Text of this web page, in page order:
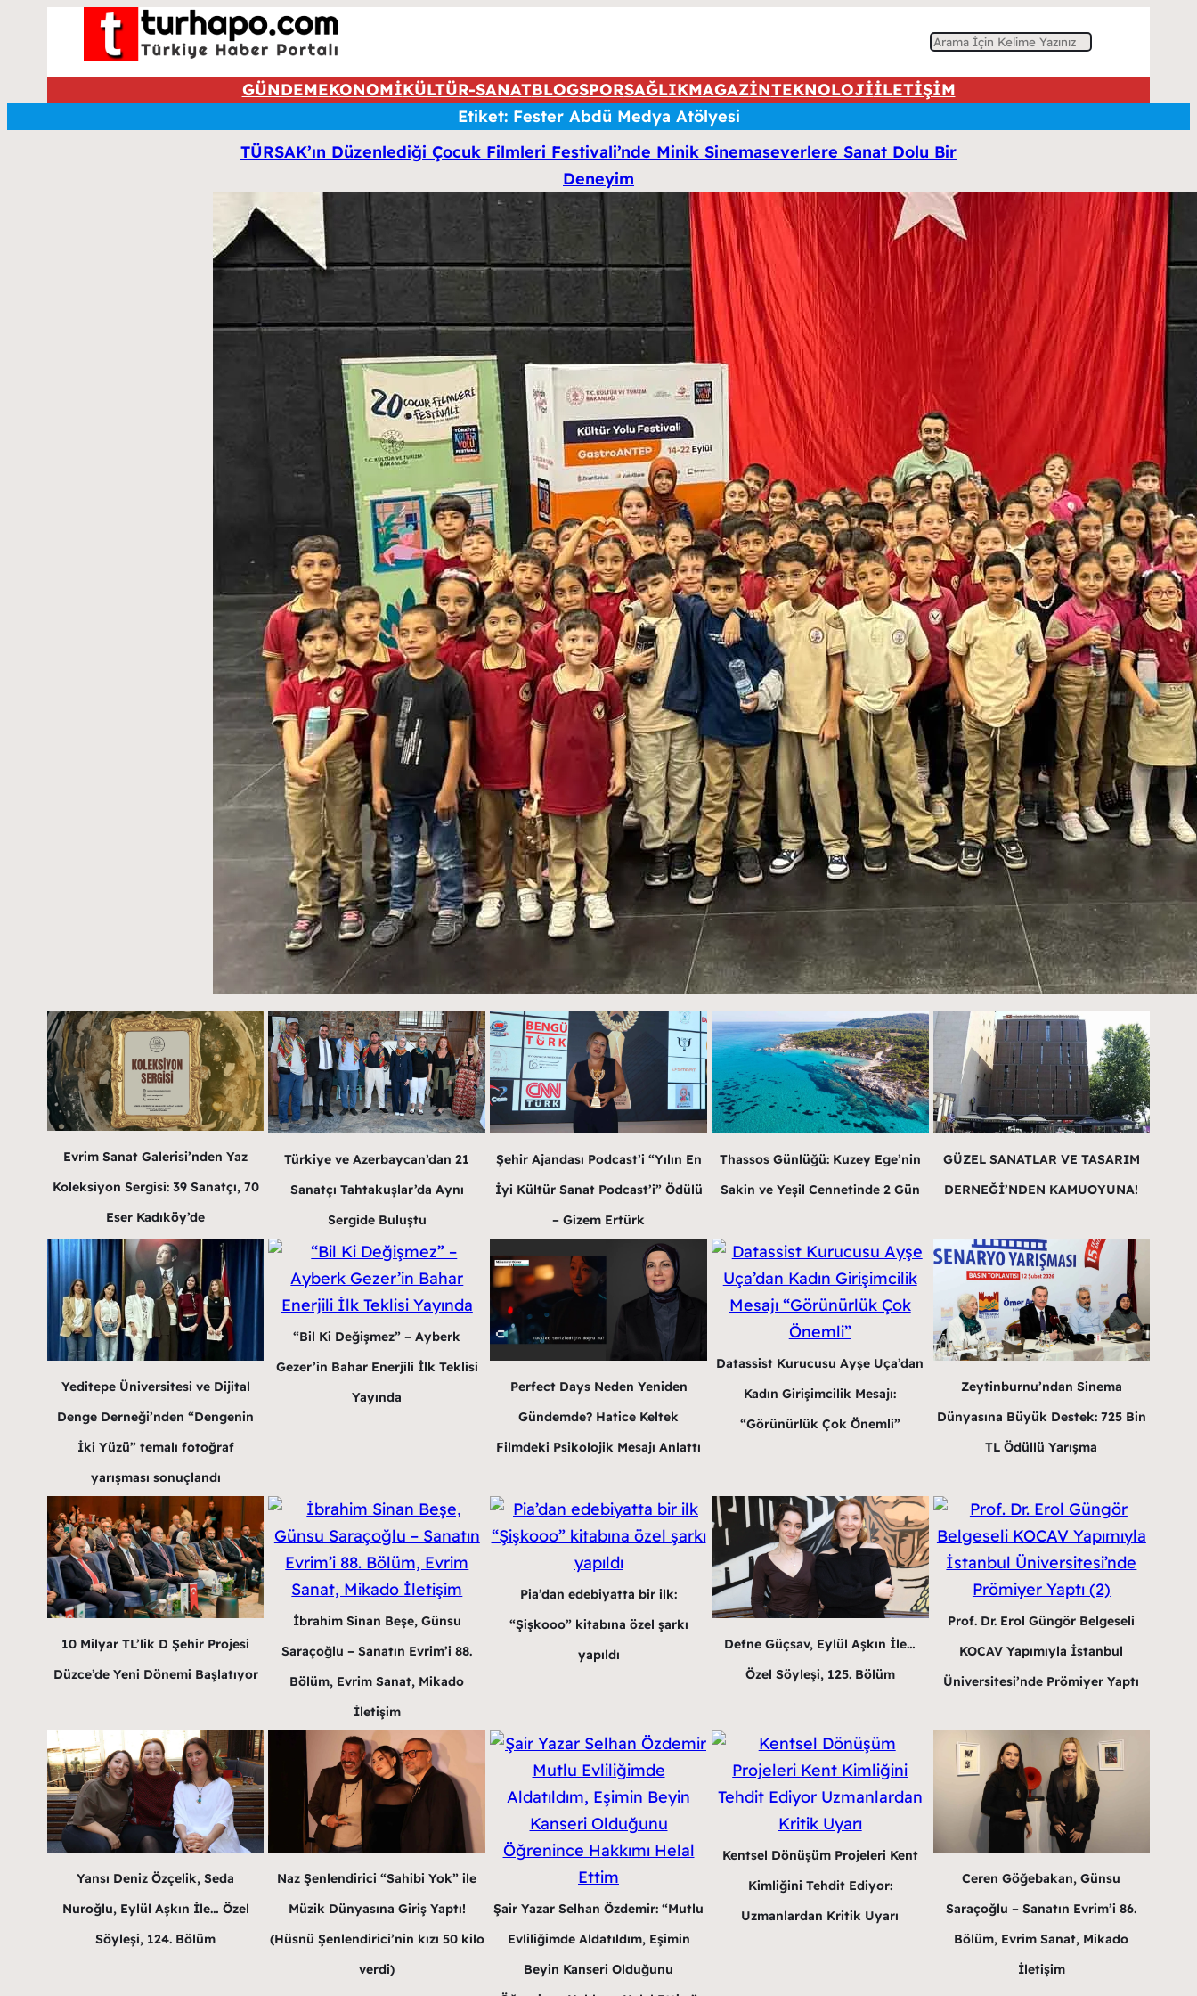
A
a
GÜNDEMEKONOMİKÜLTÜR-SANATBLOGSPORSAĞLIKMAGAZİNTEKNOLOJİİLETİŞİM
Etiket: Fester Abdü Medya Atölyesi
TÜRSAK’ın Düzenlediği Çocuk Filmleri Festivali’nde Minik Sinemaseverlere Sanat Dolu Bir
Deneyim
Evrim Sanat Galerisi’nden Yaz
Koleksiyon Sergisi: 39 Sanatçı, 70
Eser Kadıköy’de
Türkiye ve Azerbaycan’dan 21
Sanatçı Tahtakuşlar’da Aynı
Sergide Buluştu
Şehir Ajandası Podcast’i “Yılın En
İyi Kültür Sanat Podcast’i” Ödülü
– Gizem Ertürk
Thassos Günlüğü: Kuzey Ege’nin
Sakin ve Yeşil Cennetinde 2 Gün
GÜZEL SANATLAR VE TASARIM
DERNEĞİ’NDEN KAMUOYUNA!
Yeditepe Üniversitesi ve Dijital
Denge Derneği’nden “Dengenin
İki Yüzü” temalı fotoğraf
yarışması sonuçlandı
“Bil Ki Değişmez” – Ayberk
Gezer’in Bahar Enerjili İlk Teklisi
Yayında
Perfect Days Neden Yeniden
Gündemde? Hatice Keltek
Filmdeki Psikolojik Mesajı Anlattı
Datassist Kurucusu Ayşe Uça’dan
Kadın Girişimcilik Mesajı:
“Görünürlük Çok Önemli”
Zeytinburnu’ndan Sinema
Dünyasına Büyük Destek: 725 Bin
TL Ödüllü Yarışma
10 Milyar TL’lik D Şehir Projesi
Düzce’de Yeni Dönemi Başlatıyor
İbrahim Sinan Beşe, Günsu
Saraçoğlu – Sanatın Evrim’i 88.
Bölüm, Evrim Sanat, Mikado
İletişim
Pia’dan edebiyatta bir ilk:
“Şişkooo” kitabına özel şarkı
yapıldı
Defne Güçsav, Eylül Aşkın İle…
Özel Söyleşi, 125. Bölüm
Prof. Dr. Erol Güngör Belgeseli
KOCAV Yapımıyla İstanbul
Üniversitesi’nde Prömiyer Yaptı
Yansı Deniz Özçelik, Seda
Nuroğlu, Eylül Aşkın İle… Özel
Söyleşi, 124. Bölüm
Naz Şenlendirici “Sahibi Yok” ile
Müzik Dünyasına Giriş Yaptı!
(Hüsnü Şenlendirici’nin kızı 50 kilo
verdi)
Şair Yazar Selhan Özdemir: “Mutlu
Evliliğimde Aldatıldım, Eşimin
Beyin Kanseri Olduğunu
Kentsel Dönüşüm Projeleri Kent
Kimliğini Tehdit Ediyor:
Uzmanlardan Kritik Uyarı
Ceren Göğebakan, Günsu
Saraçoğlu – Sanatın Evrim’i 86.
Bölüm, Evrim Sanat, Mikado
İletişim